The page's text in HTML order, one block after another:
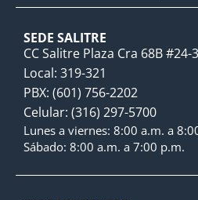
SEDE SALITRE
CC Salitre Plaza Cra 68B #24-
Local: 319-321
PBX: (601) 756-2202
Celular: (316) 297-5700
Lunes a viernes: 8:00 a.m. a
Sábado: 8:00 a.m. a 7:00 p.m.